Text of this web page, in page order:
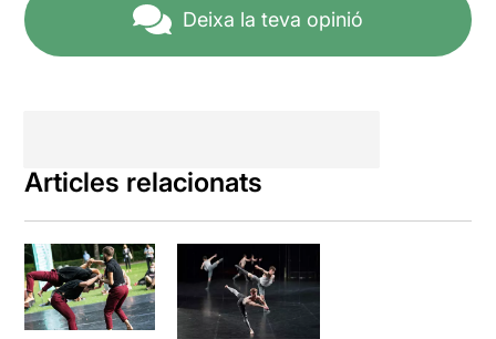
Deixa la teva opinió
Articles relacionats